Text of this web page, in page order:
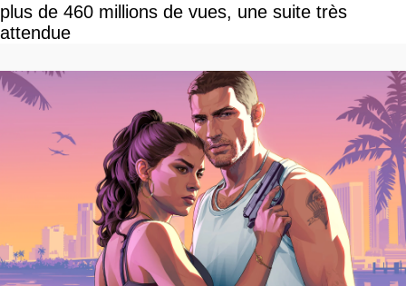
plus de 460 millions de vues, une suite très
attendue